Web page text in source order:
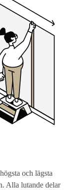
och lägsta
Alla lutande delar